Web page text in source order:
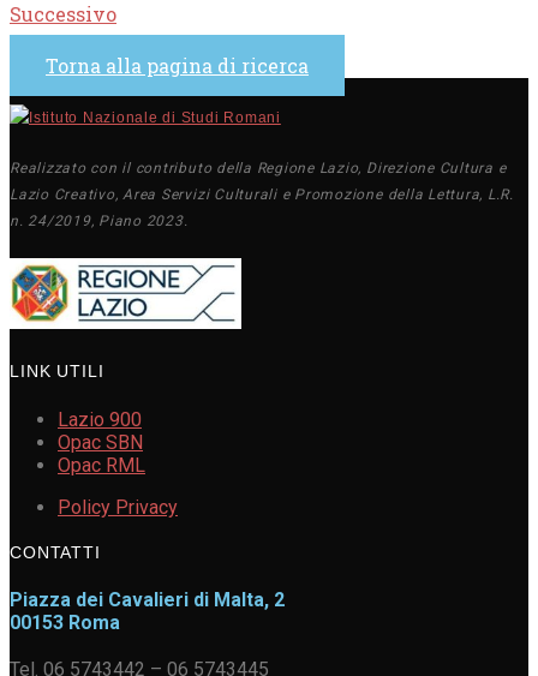
Successivo
Torna alla pagina di ricerca
Realizzato con il contributo della Regione Lazio, Direzione Cultura e
Lazio Creativo, Area Servizi Culturali e Promozione della Lettura, L.R.
n. 24/2019, Piano 2023.
LINK UTILI
Lazio 900
Opac SBN
Opac RML
Policy Privacy
CONTATTI
Piazza dei Cavalieri di Malta, 2
00153 Roma
Tel. 06 5743442 – 06 5743445